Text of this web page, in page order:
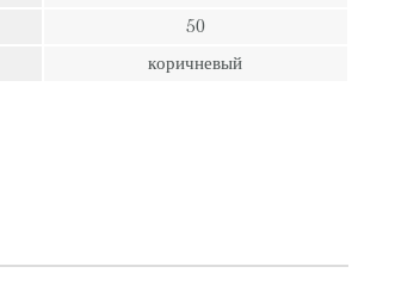
пресс
50
коричневый